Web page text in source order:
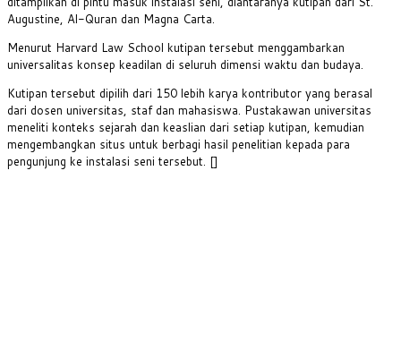
Augustine, Al-Quran dan Magna Carta.
Menurut Harvard Law School kutipan tersebut menggambarkan
universalitas konsep keadilan di seluruh dimensi waktu dan budaya.
Kutipan tersebut dipilih dari 150 lebih karya kontributor yang berasal
dari dosen universitas, staf dan mahasiswa. Pustakawan universitas
meneliti konteks sejarah dan keaslian dari setiap kutipan, kemudian
mengembangkan situs untuk berbagi hasil penelitian kepada para
pengunjung ke instalasi seni tersebut. []